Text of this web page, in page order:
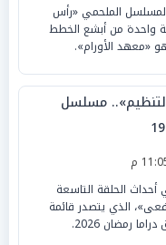
الملحمي «رأس
واحدة من أبشع الخطط
«معهد الأورام».
مسلسل
الحلقة التاسعة
الذي يتصدر قائمة
رمضان 2026.